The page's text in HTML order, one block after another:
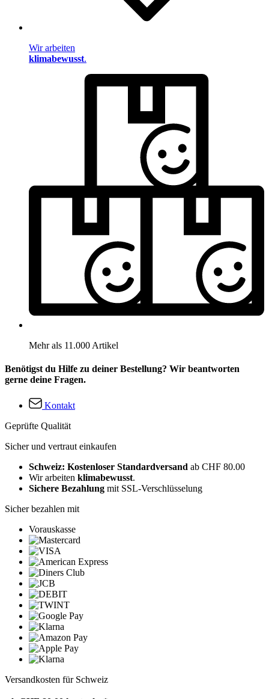
Wir arbeiten
klimabewusst.
Mehr als 11.000 Artikel
Benötigst du Hilfe zu deiner Bestellung? Wir beantworten
gerne deine Fragen.
Kontakt
Geprüfte Qualität
Sicher und vertraut einkaufen
Schweiz: Kostenloser Standardversand ab CHF 80.00
Wir arbeiten klimabewusst.
Sichere Bezahlung mit SSL-Verschlüsselung
Sicher bezahlen mit
Vorauskasse
Versandkosten für Schweiz